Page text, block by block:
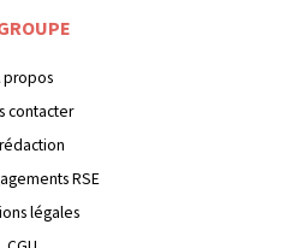
propos
contacter
RSE
légales